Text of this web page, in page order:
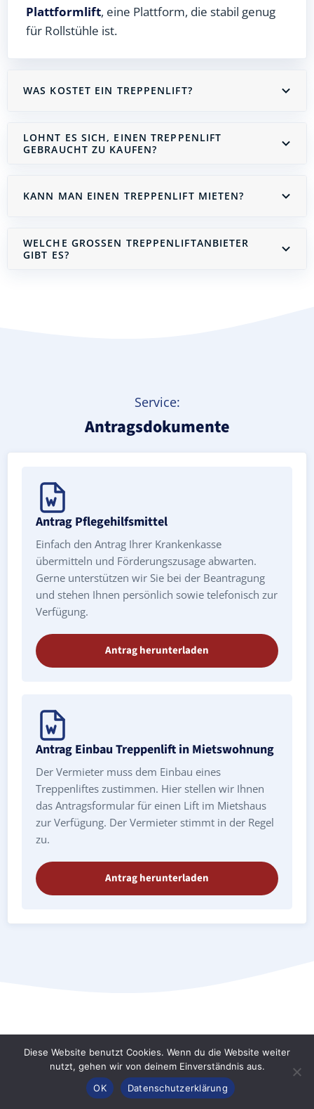
Plattformlift, eine Plattform, die stabil genug
für Rollstühle ist.
WAS KOSTET EIN TREPPENLIFT?
LOHNT ES SICH, EINEN TREPPENLIFT
GEBRAUCHT ZU KAUFEN?
KANN MAN EINEN TREPPENLIFT MIETEN?
WELCHE GROSSEN TREPPENLIFTANBIETER G
IBT ES?
Service:
Antragsdokumente
Antrag Pflegehilfsmittel
Einfach den Antrag Ihrer Krankenkasse
übermitteln und Förderungszusage abwarten.
Gerne unterstützen wir Sie bei der Beantragung
und stehen Ihnen persönlich sowie telefonisch zur
Verfügung.
Antrag herunterladen
Antrag Einbau Treppenlift in Mietswohnung
Der Vermieter muss dem Einbau eines
Treppenliftes zustimmen. Hier stellen wir Ihnen
das Antragsformular für einen Lift im Mietshaus
zur Verfügung. Der Vermieter stimmt in der Regel
zu.
Antrag herunterladen
Treppenlift Harth-Pöllnitz Großebersdorf:
Preise & Kosten
Konfigurator
Diese Website benutzt Cookies. Wenn du die Website weiter
nutzt, gehen wir von deinem Einverständnis aus.
OK
Datenschutzerklärung